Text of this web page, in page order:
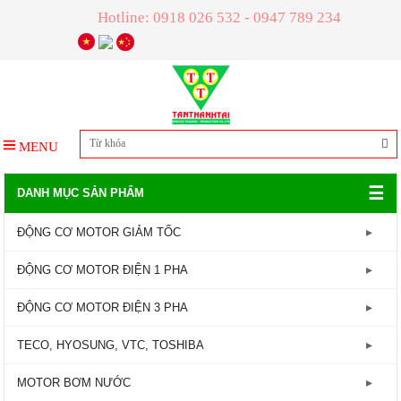
Hotline: 0918 026 532 - 0947 789 234
MENU
DANH MỤC SẢN PHẨM ☰
ĐỘNG CƠ MOTOR GIẢM TỐC
GIẢM TỐC TRỤC LIỀN
GIẢM TỐC ĐẦU TRÒN
GIẢM TỐC ĐẦU VUÔNG
GIẢM TỐC CỐT ÂM
ĐỘNG CƠ MOTOR ĐIỆN 1 PHA
Động Cơ Motor Điện 1 Pha - 1450RPM
Động Cơ Motor Điện 1 Pha - 2800RPM
ĐỘNG CƠ MOTOR ĐIỆN 3 PHA
Động Cơ Motor Điện 3 Pha - 960RPM
Động Cơ Motor Điện 3 Pha - 1450RPM
TECO, HYOSUNG, VTC, TOSHIBA
MOTOR TECO
MOTOR BƠM NƯỚC